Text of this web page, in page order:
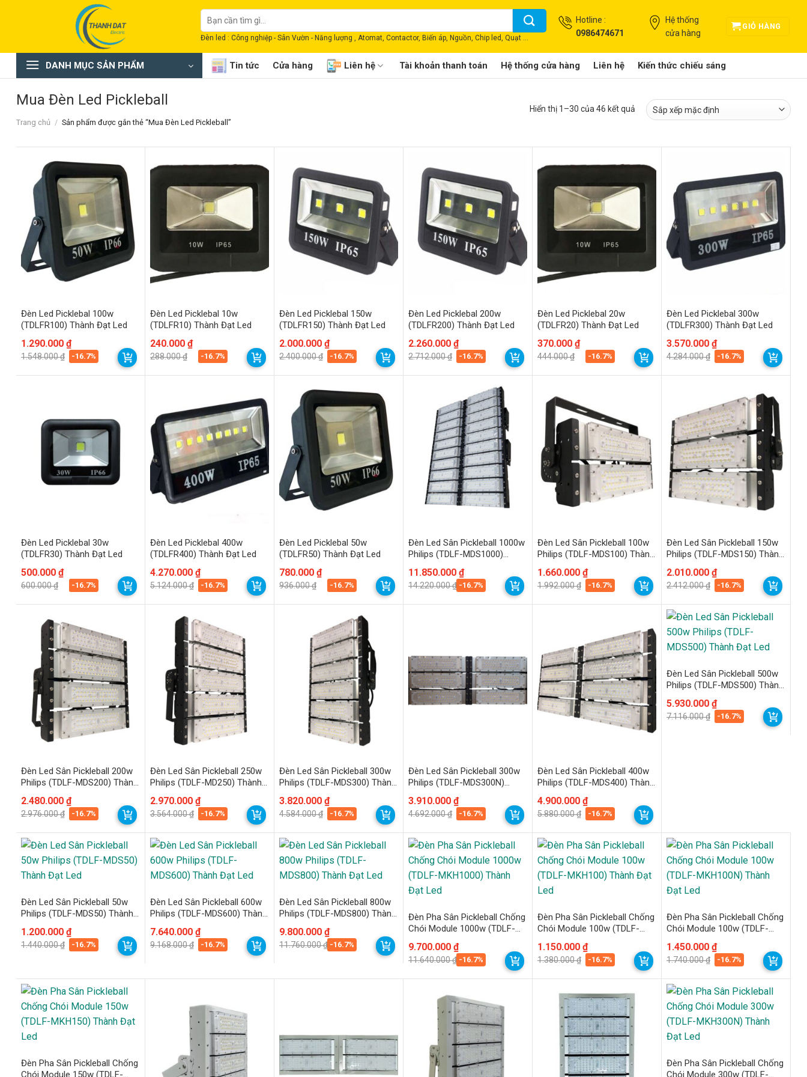
dung
Tìm
kiếm:
Đèn led : Công nghiệp - Sân Vườn - Năng lượng , Atomat, Contactor, Biến áp, Nguồn, Chip led, Quạt ...
Hotline :
0986474671
Hệ thống
cửa hàng
GIỎ HÀNG
DANH MỤC SẢN PHẨM Tin tức Cửa hàng Liên hệ Tài khoản thanh toán Hệ thống cửa hàng Liên hệ Kiến thức chiếu sáng
Mua Đèn Led Pickleball
Trang chủ / Sản phẩm được gắn thẻ “Mua Đèn Led Pickleball”
Hiển thị 1–30 của 46 kết quả
Đèn Led Picklebal 100w
(TDLFR100) Thành Đạt Led
1.548.000₫
Giá
gốc
là:
1.290.000 ₫
Giá
hiện
tại
1.290.000 ₫.
-16.7%
Đèn Led Picklebal 10w
(TDLFR10) Thành Đạt Led
288.000₫
Giá
gốc
là:
240.000 ₫
Giá
hiện
tại
240.000 ₫.
-16.7%
Đèn Led Picklebal 150w
(TDLFR150) Thành Đạt Led
2.400.000₫
Giá
gốc
là:
2.000.000 ₫
Giá
hiện
tại
2.000.000 ₫.
-16.7%
Đèn Led Picklebal 200w
(TDLFR200) Thành Đạt Led
2.712.000₫
Giá
gốc
là:
2.260.000 ₫
Giá
hiện
tại
2.260.000 ₫.
-16.7%
Đèn Led Picklebal 20w
(TDLFR20) Thành Đạt Led
444.000₫
Giá
gốc
là:
370.000 ₫
Giá
hiện
tại
370.000 ₫.
-16.7%
Đèn Led Picklebal 300w
(TDLFR300) Thành Đạt Led
4.284.000₫
Giá
gốc
là:
3.570.000 ₫
Giá
hiện
tại
3.570.000 ₫.
-16.7%
Đèn Led Picklebal 30w
(TDLFR30) Thành Đạt Led
600.000₫
Giá
gốc
là:
500.000 ₫
Giá
hiện
tại
500.000 ₫.
-16.7%
Đèn Led Picklebal 400w
(TDLFR400) Thành Đạt Led
5.124.000₫
Giá
gốc
là:
4.270.000 ₫
Giá
hiện
tại
4.270.000 ₫.
-16.7%
Đèn Led Picklebal 50w
(TDLFR50) Thành Đạt Led
936.000₫
Giá
gốc
là:
780.000 ₫
Giá
hiện
tại
780.000 ₫.
-16.7%
Đèn Led Sân Pickleball 1000w
Philips (TDLF-MDS1000)
14.220.000₫
Giá
gốc
là:
11.850.000 ₫
Giá
hiện
tại
11.850.000 ₫.
-16.7%
Đèn Led Sân Pickleball 100w
Philips (TDLF-MDS100) Thành
1.992.000₫
Giá
gốc
là:
1.660.000 ₫
Giá
hiện
tại
1.660.000 ₫.
-16.7%
Đèn Led Sân Pickleball 150w
Philips (TDLF-MDS150) Thành
2.412.000₫
Giá
gốc
là:
2.010.000 ₫
Giá
hiện
tại
2.010.000 ₫.
-16.7%
Đèn Led Sân Pickleball 200w
Philips (TDLF-MDS200) Thành
2.976.000₫
Giá
gốc
là:
2.480.000 ₫
Giá
hiện
tại
2.480.000 ₫.
-16.7%
Đèn Led Sân Pickleball 250w
Philips (TDLF-MD250) Thành
3.564.000₫
Giá
gốc
là:
2.970.000 ₫
Giá
hiện
tại
2.970.000 ₫.
-16.7%
Đèn Led Sân Pickleball 300w
Philips (TDLF-MDS300) Thành
4.584.000₫
Giá
gốc
là:
3.820.000 ₫
Giá
hiện
tại
3.820.000 ₫.
-16.7%
Đèn Led Sân Pickleball 300w
Philips (TDLF-MDS300N)
4.692.000₫
Giá
gốc
là:
3.910.000 ₫
Giá
hiện
tại
3.910.000 ₫.
-16.7%
Đèn Led Sân Pickleball 400w
Philips (TDLF-MDS400) Thành
5.880.000₫
Giá
gốc
là:
4.900.000 ₫
Giá
hiện
tại
4.900.000 ₫.
-16.7%
Đèn Led Sân Pickleball 500w
Philips (TDLF-MDS500) Thành
7.116.000₫
Giá
gốc
là:
5.930.000 ₫
Giá
hiện
tại
-16.7%
Đèn Led Sân Pickleball 50w
Philips (TDLF-MDS50) Thành
1.440.000₫
Giá
gốc
là:
1.200.000 ₫
Giá
hiện
tại
-16.7%
Đèn Led Sân Pickleball 600w
Philips (TDLF-MDS600) Thành
9.168.000₫
Giá
gốc
là:
7.640.000 ₫
Giá
hiện
tại
-16.7%
Đèn Led Sân Pickleball 800w
Philips (TDLF-MDS800) Thành
11.760.000₫
Giá
gốc
là:
9.800.000 ₫
Giá
hiện
tại
-16.7%
Đèn Pha Sân Pickleball Chống
Chói Module 1000w (TDLF-
11.640.000₫
Giá
gốc
là:
9.700.000 ₫
Giá
hiện
tại
9.700.000 ₫.
-16.7%
Đèn Pha Sân Pickleball Chống
Chói Module 100w (TDLF-
1.380.000₫
Giá
gốc
là:
1.150.000 ₫
Giá
hiện
tại
1.150.000 ₫.
-16.7%
Đèn Pha Sân Pickleball Chống
Chói Module 100w (TDLF-
1.740.000₫
Giá
gốc
là:
1.450.000 ₫
Giá
hiện
tại
1.450.000 ₫.
-16.7%
Đèn Pha Sân Pickleball Chống
Chói Module 150w (TDLF-
Đèn Pha Sân Pickleball Chống
Chói Module 300w (TDLF-